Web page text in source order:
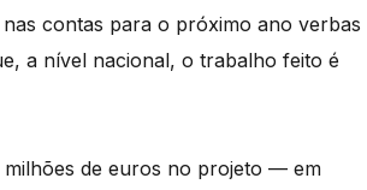
contas para o próximo ano verbas
a nível nacional, o trabalho feito é
milhões de euros no projeto — em